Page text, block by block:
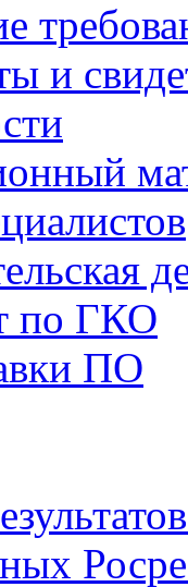
и
по ГКО
ПО